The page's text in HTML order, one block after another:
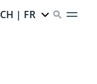
CH | FR